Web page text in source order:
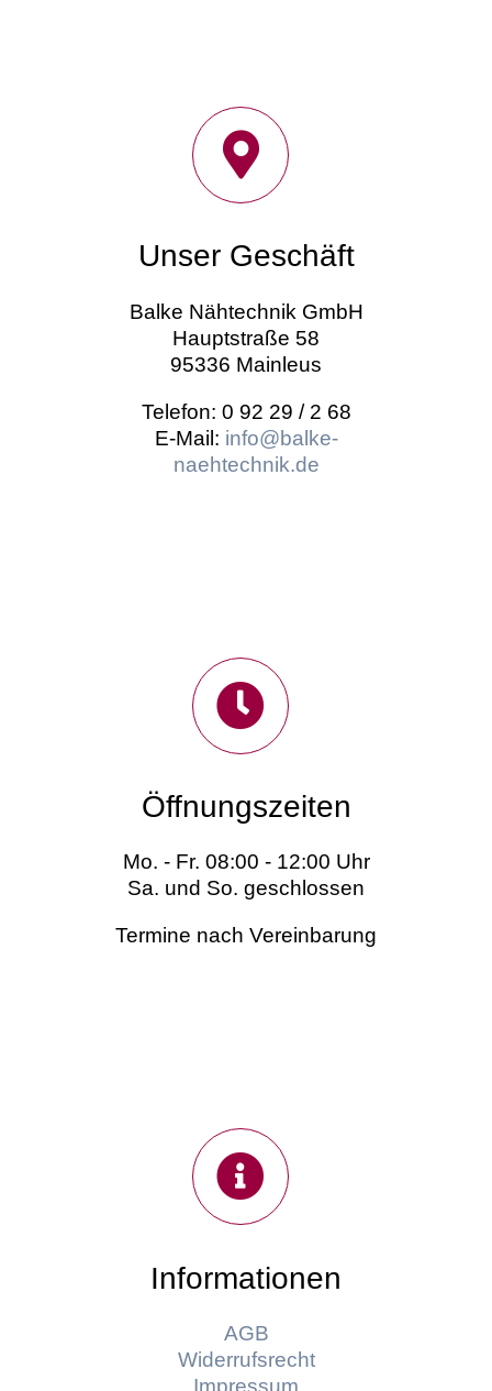
Unser Geschäft
Balke Nähtechnik GmbH
Hauptstraße 58
95336 Mainleus
Telefon: 0 92 29 / 2 68
E-Mail: info@balke-
naehtechnik.de
Öffnungszeiten
Mo. - Fr. 08:00 - 12:00 Uhr
Sa. und So. geschlossen
Termine nach Vereinbarung
Informationen
AGB
Widerrufsrecht
Impressum